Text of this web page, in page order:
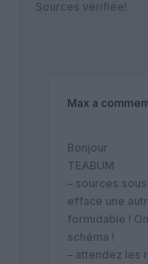
Sources vérifiée!
Max a
Bonjour
TEABUM
– sources
efface une
formidable !
schéma !
– attendez les